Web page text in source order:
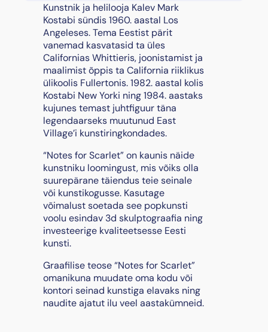
Kunstnik ja helilooja Kalev Mark
Kostabi sündis 1960. aastal Los
Angeleses. Tema Eestist pärit
vanemad kasvatasid ta üles
Californias Whittieris, joonistamist ja
maalimist õppis ta California riiklikus
ülikoolis Fullertonis. 1982. aastal kolis
Kostabi New Yorki ning 1984. aastaks
kujunes temast juhtfiguur täna
legendaarseks muutunud East
Village’i kunstiringkondades.
“Notes for Scarlet” on kaunis näide
kunstniku loomingust, mis võiks olla
suurepärane täiendus teie seinale
või kunstikogusse. Kasutage
võimalust soetada see popkunsti
voolu esindav 3d skulptograafia ning
investeerige kvaliteetsesse Eesti
kunsti.
Graafilise teose “Notes for Scarlet”
omanikuna muudate oma kodu või
kontori seinad kunstiga elavaks ning
naudite ajatut ilu veel aastakümneid.